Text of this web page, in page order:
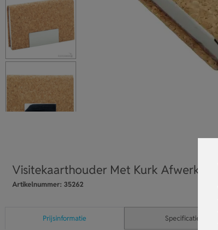
Visitekaarthouder Met Kurk Afwerking
Artikelnummer: 35262
Prijsinformatie Specificaties